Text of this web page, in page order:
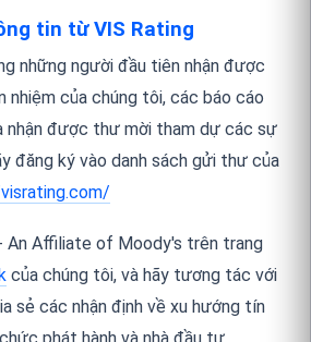
tin từ VIS Rating
những người đầu tiên nhận được
nhiệm của chúng tôi, các báo cáo
nhận được thư mời tham dự các sự
đăng ký vào danh sách gửi thư của
An Affiliate of Moody's trên trang
của chúng tôi, và hãy tương tác với
sẻ các nhận định về xu hướng tín